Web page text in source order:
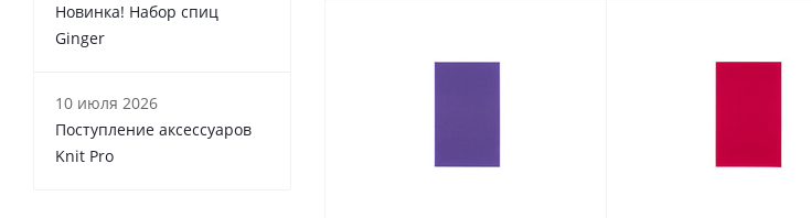
Новинка! Набор спиц
Ginger
10 июля 2026
Поступление аксессуаров
Knit Pro